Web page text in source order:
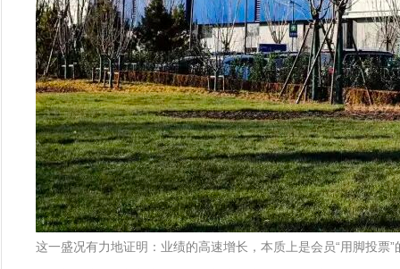
这一盛况有力地证明：业绩的高速增长，本质上是会员“用脚投